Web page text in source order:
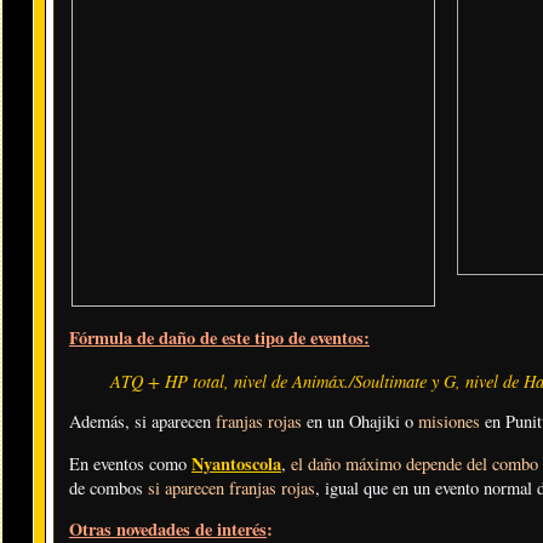
Fórmula de daño de este tipo de eventos:
ATQ + HP total, nivel de Animáx./Soultimate y G, nivel de
Además, si aparecen franjas rojas en un Ohajiki o misiones en
En eventos como Nyantoscola, el daño máximo depende del
de combos si aparecen franjas rojas, igual que en un evento normal
Otras novedades de interés: